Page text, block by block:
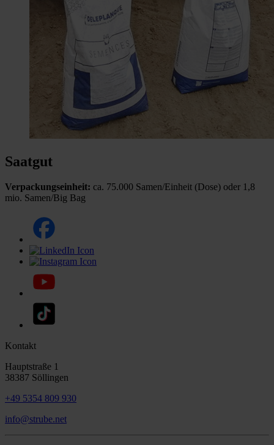
Saatgut
Verpackungseinheit: ca. 75.000 Samen/Einheit (Dose) oder 1,8
mio. Samen/Big Bag
Kontakt
Hauptstraße 1
38387 Söllingen
+49 5354 809 930
info@strube.net